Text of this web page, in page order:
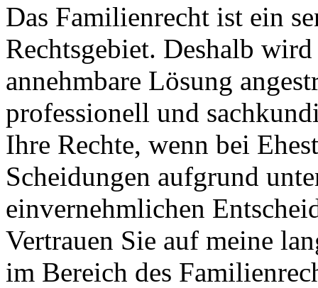
Das Familienrecht ist ein
Rechtsgebiet. Deshalb
annehmbare Lösung
professionell und
Ihre Rechte, wenn bei
Scheidungen aufgrund
einvernehmlichen
Vertrauen Sie auf meine
im Bereich des